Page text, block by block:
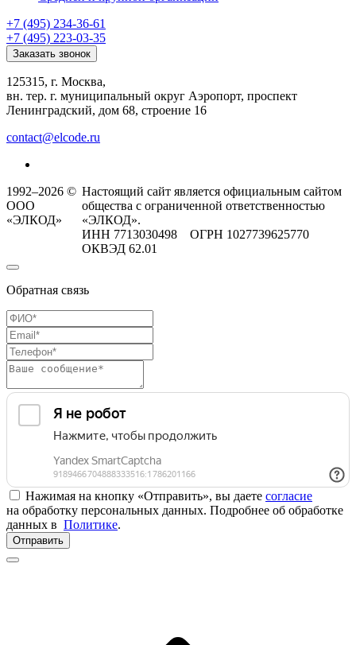
+7 (495) 234-36-61
+7 (495) 223-03-35
Заказать звонок
125315, г. Москва,
вн. тер. г. муниципальный округ Аэропорт, проспект
Ленинградский, дом 68, строение 16
contact@elcode.ru
1992–2026 ©
ООО
«ЭЛКОД»
Настоящий сайт является официальным сайтом
общества с ограниченной ответственностью
«ЭЛКОД».
ИНН 7713030498 ОГРН 1027739625770
ОКВЭД 62.01
Обратная связь
Нажимая на кнопку «Отправить», вы даете согласие
на обработку персональных данных. Подробнее об обработке
данных в Политике.
Отправить